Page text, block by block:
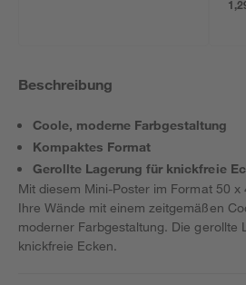
Beschreibung
Coole, moderne Farbgestaltung
Kompaktes Format
Gerollte Lagerung für knickfreie
Mit diesem Mini-Poster im Format 50
Ihre Wände mit einem zeitgemäßen
moderner Farbgestaltung. Die gerollte
knickfreie Ecken.